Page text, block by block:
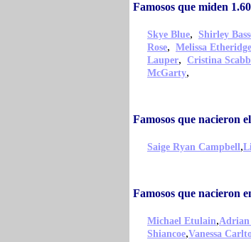
Famosos que miden
Skye Blue, Shirley
Rose, Melissa Etheridge
Lauper, Cristina
McGarty,
Famosos que nacieron
Saige Ryan Campbell,
Famosos que nacieron
Michael Etulain,Adrian
Shiancoe,Vanessa